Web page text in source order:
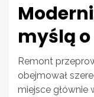
myślą
Remont
obejmował
miejsce głównie